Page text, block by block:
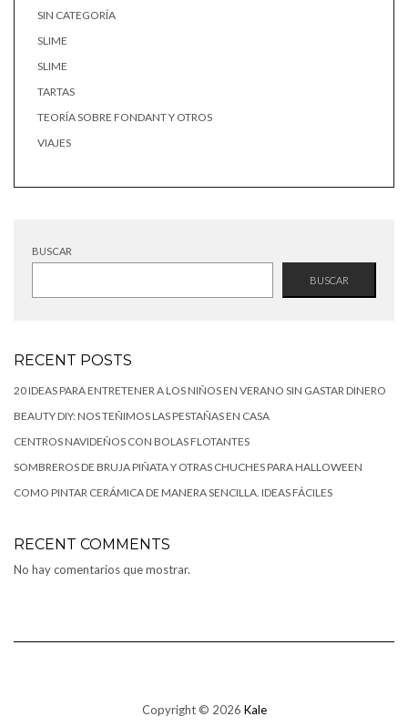
SIN CATEGORÍA
SLIME
SLIME
TARTAS
TEORÍA SOBRE FONDANT Y OTROS
VIAJES
BUSCAR
BUSCAR
RECENT POSTS
20 IDEAS PARA ENTRETENER A LOS NIÑOS EN VERANO SIN GASTAR DINERO
BEAUTY DIY: NOS TEÑIMOS LAS PESTAÑAS EN CASA
CENTROS NAVIDEÑOS CON BOLAS FLOTANTES
SOMBREROS DE BRUJA PIÑATA Y OTRAS CHUCHES PARA HALLOWEEN
COMO PINTAR CERÁMICA DE MANERA SENCILLA. IDEAS FÁCILES
RECENT COMMENTS
No hay comentarios que mostrar.
Copyright © 2026 Kale